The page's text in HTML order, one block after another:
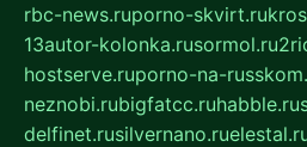
rbc-news.ruporno-skvirt.ru
13autor-kolonka.rusormol.ru
hostserve.ruporno-na-
neznobi.rubigfatcc.ruhabble.ru
delfinet.rusilvernano.ru